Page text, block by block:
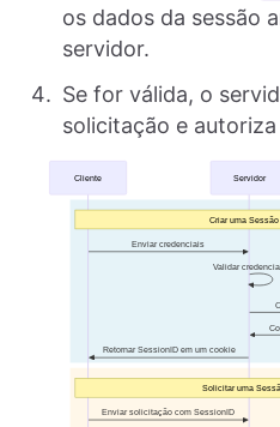
os dados da sessão
servidor.
Se for válida, o
solicitação e